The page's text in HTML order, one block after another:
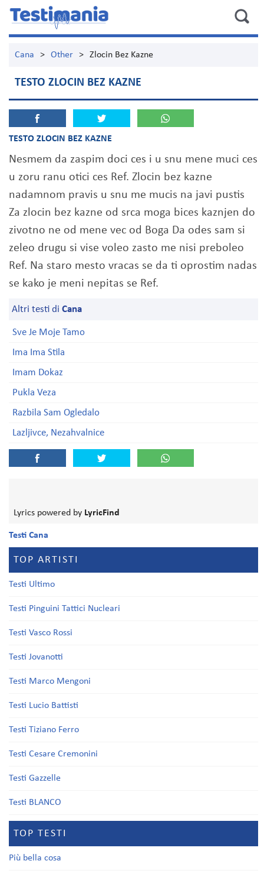
Cana > Other > Zlocin Bez Kazne
TESTO ZLOCIN BEZ KAZNE
TESTO ZLOCIN BEZ KAZNE
Nesmem da zaspim doci ces i u snu mene muci ces
u zoru ranu otici ces Ref. Zlocin bez kazne
nadamnom pravis u snu me mucis na javi pustis
Za zlocin bez kazne od srca moga bices kaznjen do
zivotno ne od mene vec od Boga Da odes sam si
zeleo drugu si vise voleo zasto me nisi preboleo
Ref. Na staro mesto vracas se da ti oprostim nadas
se kako je meni nepitas se Ref.
Altri testi di Cana
Sve Je Moje Tamo
Ima Ima Stila
Imam Dokaz
Pukla Veza
Razbila Sam Ogledalo
Lazljivce, Nezahvalnice
Lyrics powered by LyricFind
Testi Cana
TOP ARTISTI
Testi Ultimo
Testi Pinguini Tattici Nucleari
Testi Vasco Rossi
Testi Jovanotti
Testi Marco Mengoni
Testi Lucio Battisti
Testi Tiziano Ferro
Testi Cesare Cremonini
Testi Gazzelle
Testi BLANCO
TOP TESTI
Più bella cosa